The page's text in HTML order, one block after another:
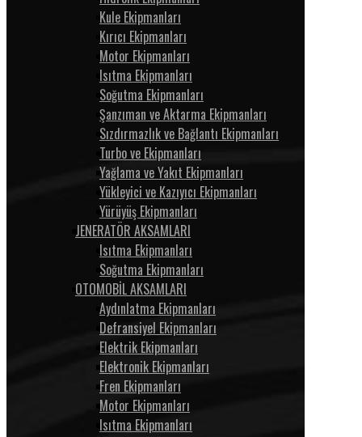
Kule Ekipmanları
Kırıcı Ekipmanları
Motor Ekipmanları
Isıtma Ekipmanları
Soğutma Ekipmanları
Şanzıman ve Aktarma Ekipmanları
Sızdırmazlık ve Bağlantı Ekipmanları
Turbo ve Ekipmanları
Yağlama ve Yakıt Ekipmanları
Yükleyici ve Kazıyıcı Ekipmanları
Yürüyüş Ekipmanları
JENERATÖR AKSAMLARI
Isıtma Ekipmanları
Soğutma Ekipmanları
OTOMOBİL AKSAMLARI
Aydınlatma Ekipmanları
Defransiyel Ekipmanları
Elektrik Ekipmanları
Elektronik Ekipmanları
Fren Ekipmanları
Motor Ekipmanları
Isıtma Ekipmanları